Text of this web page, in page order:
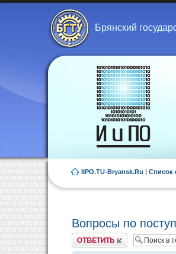
Брянский
IIPO.TU-Bryansk.Ru | Список
Вопросы по
Ответить